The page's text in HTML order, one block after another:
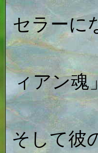
セラーに
ィアン魂
そして彼